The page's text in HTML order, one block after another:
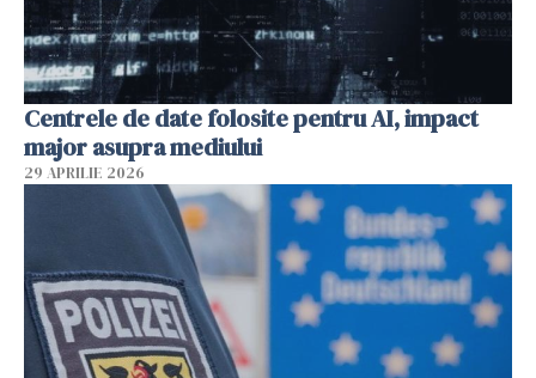
Centrele de date folosite pentru AI, impact
major asupra mediului
29 APRILIE 2026